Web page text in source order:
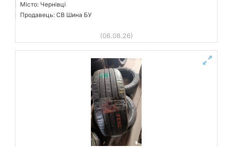
Місто: Чернівці
Продавець: СВ Шина БУ
(06.08.26)